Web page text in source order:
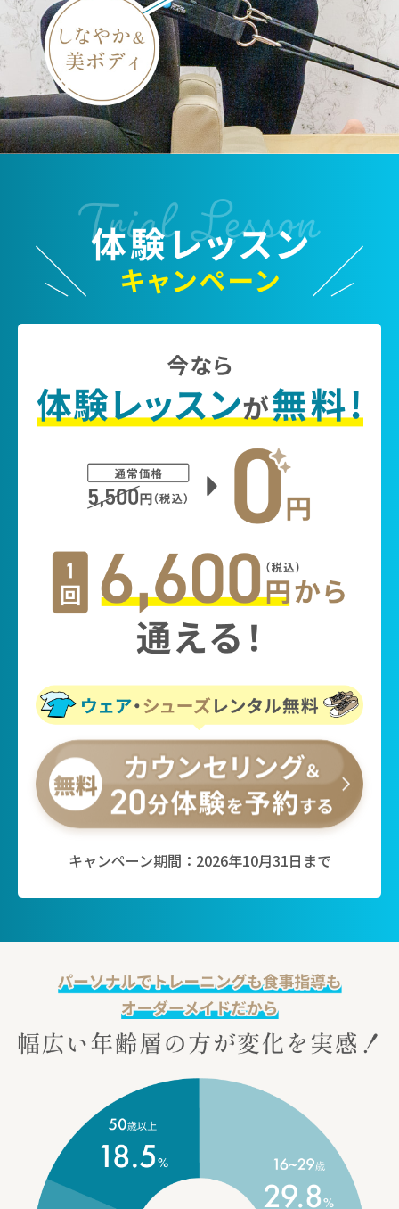
キャンペーン期間：2026年10月31日まで